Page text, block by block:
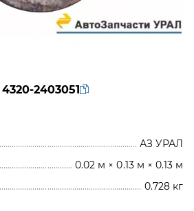
4320-2403051
АЗ УРАЛ
0.02 м × 0.13 м × 0.13 м
0.728 кг